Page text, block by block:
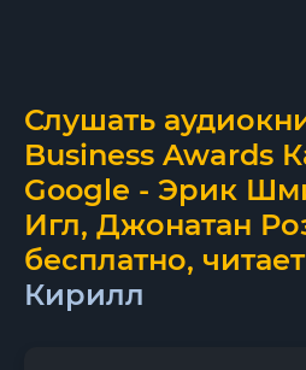
Слушать
Business Awards
Google - Эрик
Игл, Джонатан
бесплатно, читает
Кирилл